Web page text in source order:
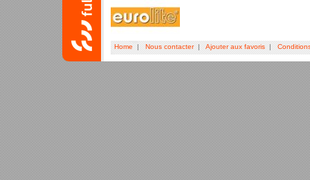
Home | Nous contacter| Ajouter aux favoris |